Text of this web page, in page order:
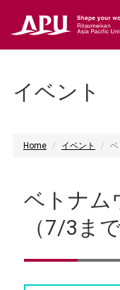
イベント
Home イベント ベ
ベトナム
（7/3まで